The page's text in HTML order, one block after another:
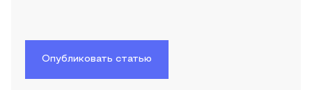
Опубликовать статью